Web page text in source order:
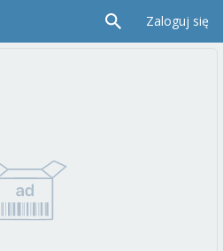
Zaloguj się